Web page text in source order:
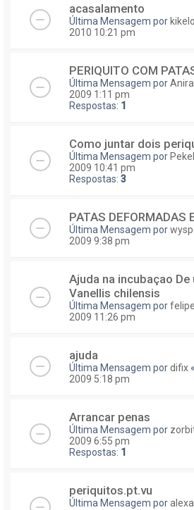
acasalamento
Última Mensagem por
2010 10:21 pm
PERIQUITO COM
Última Mensagem porAnira
2009 1:11 pm
Respostas: 1
Como juntar dois
Última Mensagem por
2009 10:41 pm
Respostas: 3
PATAS DEFORMADAS
Última Mensagem por
2009 9:38 pm
Ajuda na incubaçao
Vanellis chilensis
Última Mensagem por
2009 11:26 pm
ajuda
Última Mensagem pordifix «
2009 5:18 pm
Arrancar penas
Última Mensagem por
2009 6:55 pm
Respostas: 1
periquitos.pt.vu
Última Mensagem por